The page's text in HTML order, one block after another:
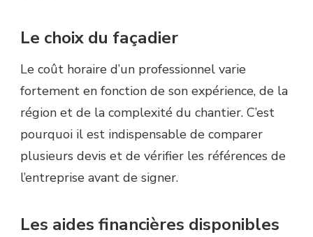
Le choix du façadier
Le coût horaire d’un professionnel varie
fortement en fonction de son expérience, de la
région et de la complexité du chantier. C’est
pourquoi il est indispensable de comparer
plusieurs devis et de vérifier les références de
l’entreprise avant de signer.
Les aides financières disponibles